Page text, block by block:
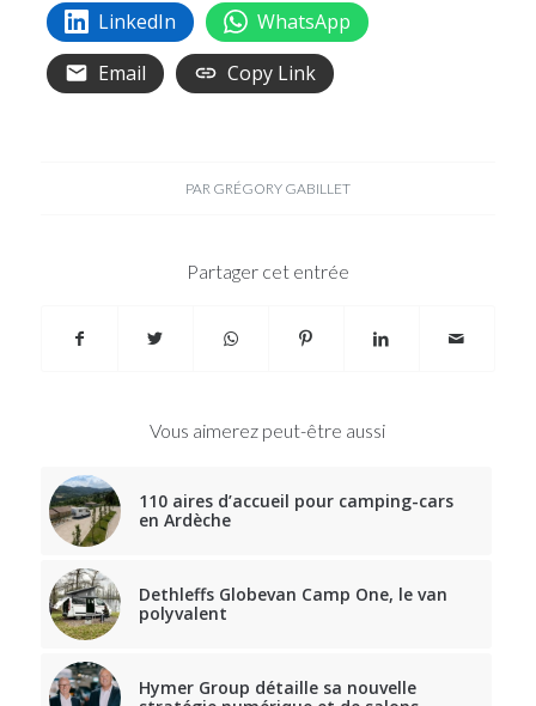
LinkedIn
WhatsApp
Email
Copy Link
PAR GRÉGORY GABILLET
Partager cet entrée
Vous aimerez peut-être aussi
110 aires d’accueil pour camping-cars
en Ardèche
Dethleffs Globevan Camp One, le van
polyvalent
Hymer Group détaille sa nouvelle